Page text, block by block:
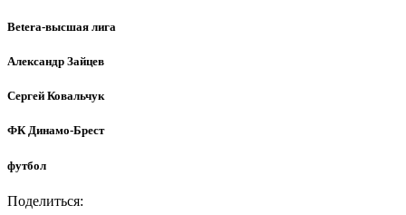
Betera-высшая лига
Александр Зайцев
Сергей Ковальчук
ФК Динамо-Брест
футбол
Поделиться: